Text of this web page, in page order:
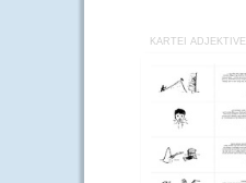
KARTEI